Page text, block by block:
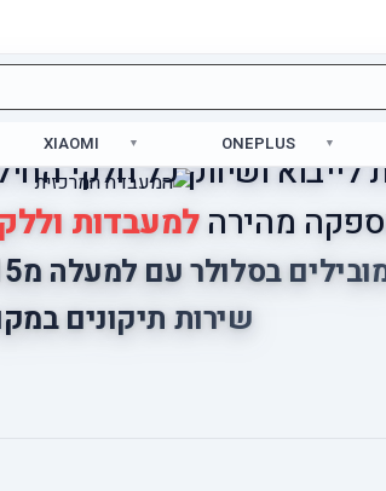
ONEPLUS
XIAOMI
ושיווק כל חלקי
מהירהלמעבדות
בסלולר עם למעלה מ15 שנות ניסיון
שירות תיקונים